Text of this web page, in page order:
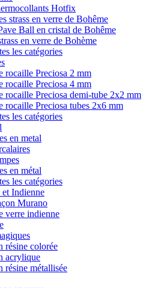
Hotfix
strass en verre de Bohême
Ball en cristal de Bohême
en verre de Bohème
les catégories
rocaille Preciosa 2 mm
rocaille Preciosa 4 mm
rocaille Preciosa demi-tube 2x2 mm
rocaille Preciosa tubes 2x6 mm
les catégories
en metal
en métal
les catégories
Indienne
Murano
verre indienne
résine colorée
acrylique
résine métallisée